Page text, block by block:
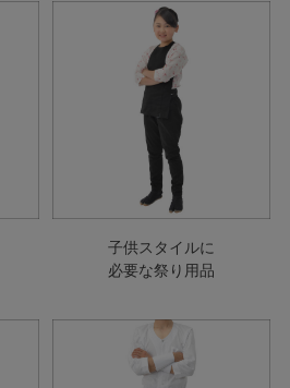
子供スタイルに
必要な祭り用品